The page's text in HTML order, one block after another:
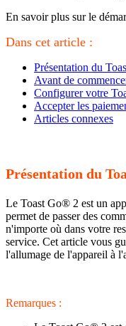
En savoir plus sur le
Dans cet article :
Présentation du
Avant de
Configurer votre
Accepter les
Articles connexes
Présentation du
Le Toast Go® 2 est un
permet de passer des
n'importe où dans votre
service. Cet article vous
l'allumage de l'appareil à
Remarques :